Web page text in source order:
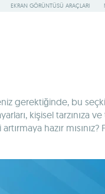
EKRAN GÖRÜNTÜSÜ ARAÇLARI
gerektiğinde, bu
kişisel tarzınıza
hazır